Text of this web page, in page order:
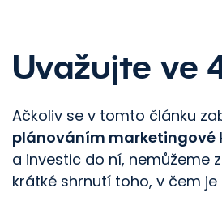
Uvažujte ve
Ačkoliv se v tomto článku
plánováním marketingové
a investic do ní, nemůžeme
krátké shrnutí toho, v čem